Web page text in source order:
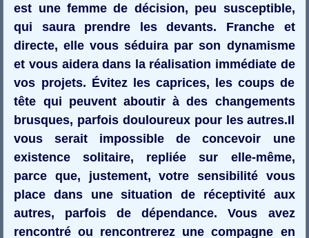
est une femme de décision, peu susceptible,
qui saura prendre les devants. Franche et
directe, elle vous séduira par son dynamisme
et vous aidera dans la réalisation immédiate de
vos projets. Évitez les caprices, les coups de
tête qui peuvent aboutir à des changements
brusques, parfois douloureux pour les autres.Il
vous serait impossible de concevoir une
existence solitaire, repliée sur elle-même,
parce que, justement, votre sensibilité vous
place dans une situation de réceptivité aux
autres, parfois de dépendance. Vous avez
rencontré ou rencontrerez une compagne en